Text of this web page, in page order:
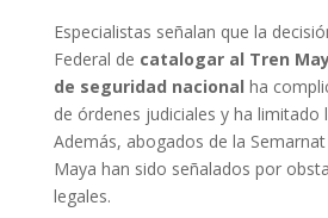
Especialistas señalan que la
Federal de catalogar al Tren
de seguridad nacional ha
de órdenes judiciales y ha limitado
Además, abogados de la
Maya han sido señalados por
legales.